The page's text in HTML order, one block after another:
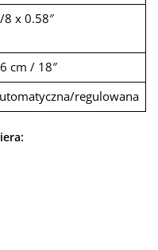
8 x 0.58″
cm / 18″
regulowana